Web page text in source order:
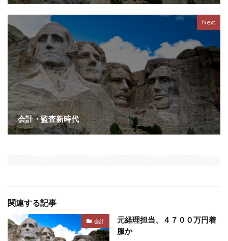
Next
会計・監査新時代
関連する記事
会計
元経理担当、４７００万円着
服か